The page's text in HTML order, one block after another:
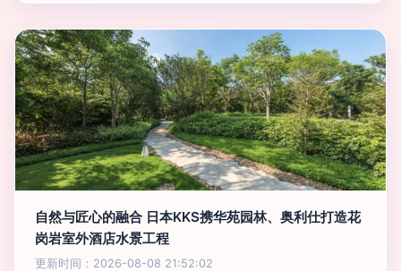
自然与匠心的融合 日本KKS携华苑园林、奥利仕打造花
岗岩室外酒店水景工程
更新时间：2026-08-08 21:52:02